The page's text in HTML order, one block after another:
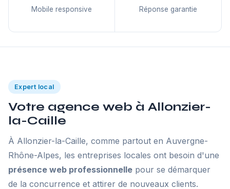
Mobile responsive Réponse garantie
Expert local
Votre agence web à Allonzier-
la-Caille
À Allonzier-la-Caille, comme partout en Auvergne-
Rhône-Alpes, les entreprises locales ont besoin d'une
présence web professionnelle pour se démarquer
de la concurrence et attirer de nouveaux clients.